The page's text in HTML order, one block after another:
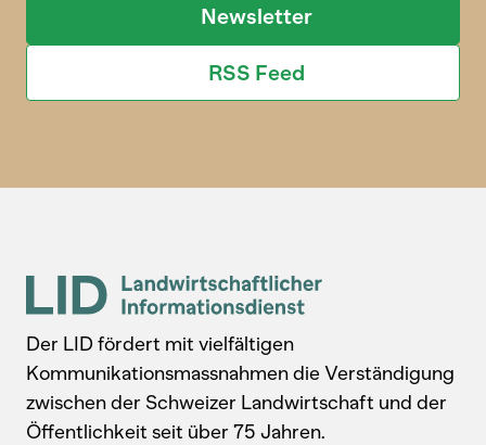
Newsletter
RSS Feed
Der LID fördert mit vielfältigen
Kommunikationsmassnahmen die Verständigung
zwischen der Schweizer Landwirtschaft und der
Öffentlichkeit seit über 75 Jahren.